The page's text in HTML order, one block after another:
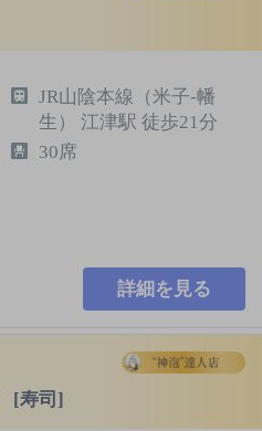
JR山陰本線（米子-幡
生） 江津駅 徒歩21分
30席
詳細を見る
[寿司]